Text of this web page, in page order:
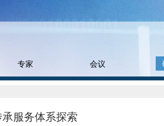
专家 会议
服务体系探索